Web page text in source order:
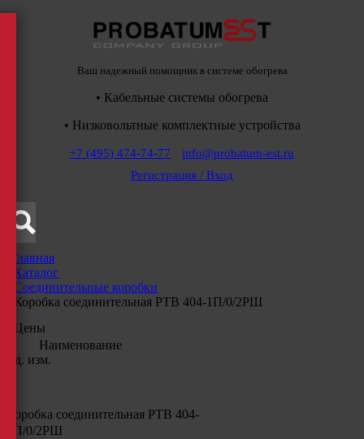
Ваш надежный помощник в системе обогрева
• Кабельные системы обогрева
• Низковольтные комплектные устройства
+7 (495) 474-74-77
info@probatum-est.ru
Регистрация / Вход
Главная
Каталог
Соединительные коробки
Коробка соединительная РТВ 404-1П/0/2РШ
Цены
Наименование
Ед. изм.
Коробка соединительная РТВ 404-
1П/0/2РШ